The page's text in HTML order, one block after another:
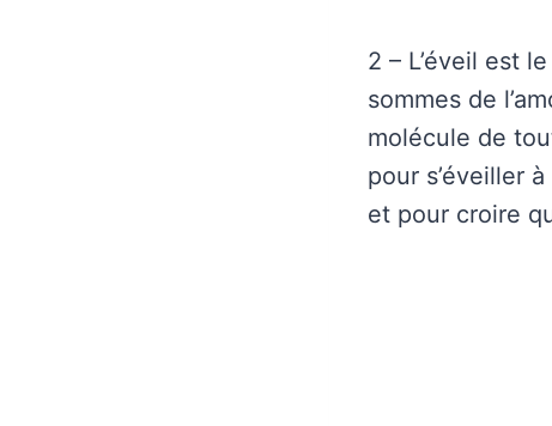
2 – L’éveil est
sommes de
molécule de
pour s’éveiller
et pour croire